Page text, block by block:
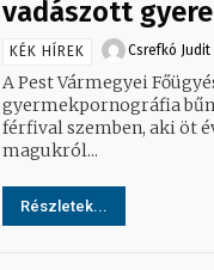
vadászott
KÉK HÍREK Csrefkó Judit
A Pest Vármegyei
gyermekpornográfia
férfival szemben, aki öt
magukról...
Részletek...